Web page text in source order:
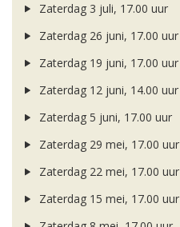
Zaterdag 3 juli, 17.00 uur
Zaterdag 26 juni, 17.00 uur
Zaterdag 19 juni, 17.00 uur
Zaterdag 12 juni, 14.00 uur
Zaterdag 5 juni, 17.00 uur
Zaterdag 29 mei, 17.00 uur
Zaterdag 22 mei, 17.00 uur
Zaterdag 15 mei, 17.00 uur